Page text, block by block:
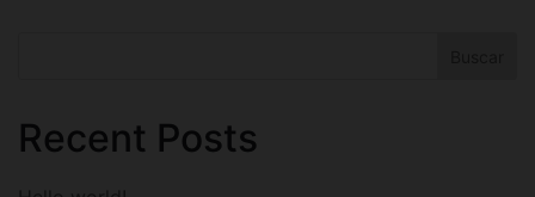
Recent Posts